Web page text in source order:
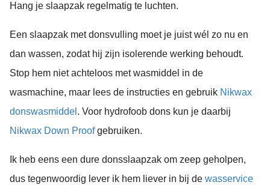
Hang je slaapzak regelmatig te luchten.
Een slaapzak met donsvulling moet je juist wél zo nu en
dan wassen, zodat hij zijn isolerende werking behoudt.
Stop hem niet achteloos met wasmiddel in de
wasmachine, maar lees de instructies en gebruik Nikwax
donswasmiddel . Voor hydrofoob dons kun je daarbij
Nikwax Down Proofgebruiken.
Ik heb eens een dure donsslaapzak om zeep geholpen,
dus tegenwoordig lever ik hem liever in bij de wasservice